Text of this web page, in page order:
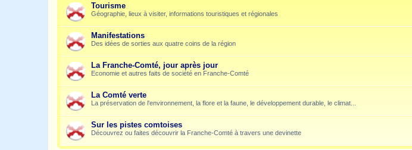
Tourisme
Géographie, lieux à visiter, informations touristiques et régionales
Manifestations
Des idées de sorties aux quatre coins de la région
La Franche-Comté, jour après jour
Economie et autres faits de société en Franche-Comté
La Comté verte
La préservation de l'environnement, la flore et la faune, le développement durable, le climat...
Sur les pistes comtoises
Découvrez ou faites découvrir la Franche-Comté à travers une devinette